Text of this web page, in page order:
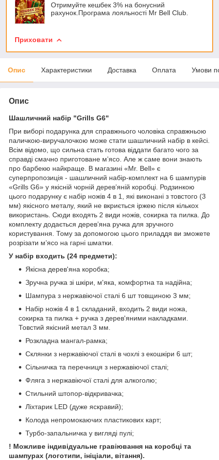
Отримуйте кешбек 3% на бонусний
рахунок.Програма лояльності Mr Bell Club.
Приховати
Опис Характеристики Доставка Оплата Умови
Опис
Шашличний набір "Grills G6"
При виборі подарунка для справжнього чоловіка справжньою
паличкою-виручалочкою може стати шашличний набір в кейсі.
Всім відомо, що сильна стать готова віддати багато чого за
справді смачно приготоване м’ясо. Але ж саме вони знають
про барбекю найкраще. В магазині «Mr. Bell» є
суперпропозиція - шашличний набір-комплект на 6 шампурів
«Grills G6» у якісній чорній дерев’яній коробці. Родзинкою
цього подарунку є набір ножів 4 в 1, які виконані з товстого (3
мм) якісного металу, який не вкриється іржею після кількох
використань. Сюди входять 2 види ножів, сокирка та пилка. До
комплекту додається дерев’яна ручка для зручного
користування. Тому за допомогою цього приладдя ви зможете
розрізати м’ясо на гарні шматки.
У набір входить (24 предмети):
Якісна дерев'яна коробка;
Зручна ручка зі шкіри, м'яка, комфортна та надійна;
Шампура з нержавіючої сталі 6 шт товщиною 3 мм;
Набір ножів 4 в 1 складаний, входить 2 види ножа,
сокирка та пилка + ручка з дерев'яними накладками.
Товстий якісний метал 3 мм.
Розкладна мангал-рамка;
Склянки з нержавіючої сталі в чохлі з екошкіри 6 шт;
Сільничка та перечниця з нержавіючої сталі;
Фляга з нержавіючої сталі для алкоголю;
Стильний штопор-відкривачка;
Ліхтарик LED (дуже яскравий);
Колода непромокаючих пластикових карт;
Турбо-запальничка у вигляді пулі;
! Можливе індивідуальне гравіювання на коробці та
шампурах (логотипи, ініціали, вітання).